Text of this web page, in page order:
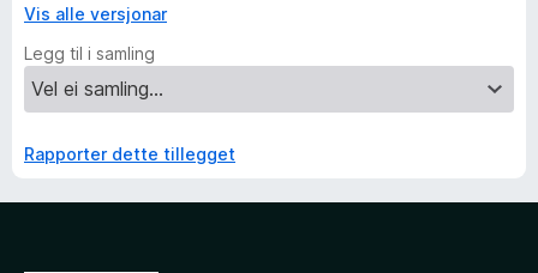
Vis alle versjonar
Legg til i samling
Rapporter dette tillegget